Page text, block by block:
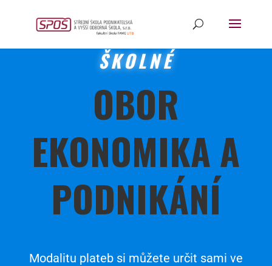
ŠKOLNÉ
OBOR
EKONOMIKA A
PODNIKÁNÍ
Modalitu plateb si můžete určit sami ve